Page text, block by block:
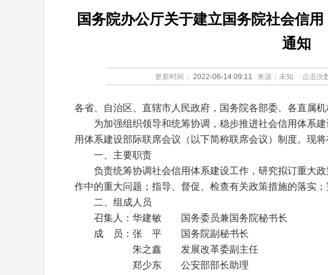
国务院办公厅关于建立国务院社会信
通知
更新时间： 2022-06-14 09:11 来源：未知 点击次
各省、自治区、直辖市人民政府，国务院各部委、各直属机
为加强组织领导和统筹协调，稳步推进社会信用体系建
用体系建设部际联席会议（以下简称联席会议）制度。现将
一、主要职责
负责统筹协调社会信用体系建设工作，研究拟订重大政
作中的重大问题；指导、督促、检查有关政策措施的落实；
二、组成人员
召集人：华建敏 国务委员兼国务院秘书长
成 员：张 平 国务院副秘书长
朱之鑫 发展改革委副主任
郑少东 公安部部长助理